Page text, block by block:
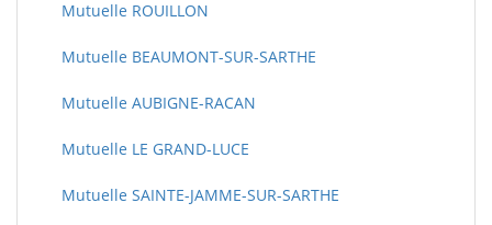
Mutuelle ROUILLON
Mutuelle BEAUMONT-SUR-SARTHE
Mutuelle AUBIGNE-RACAN
Mutuelle LE GRAND-LUCE
Mutuelle SAINTE-JAMME-SUR-SARTHE